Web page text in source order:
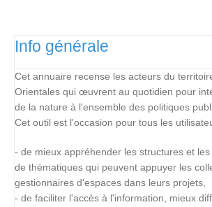
Info générale
Cet annuaire recense les acteurs du
Orientales qui œuvrent au quotidien pour
de la nature à l'ensemble des politiques
Cet outil est l'occasion pour tous les
- de mieux appréhender les structures et
de thématiques qui peuvent appuyer les
gestionnaires d'espaces dans leurs projets,
- de faciliter l'accès à l'information, mieux